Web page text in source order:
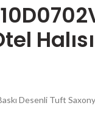
Halısı
Desenli Tuft Saxony